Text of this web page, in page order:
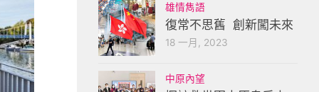
雄情雋語
復常不思舊 創新闖未來
18 一月, 2023
中原內望